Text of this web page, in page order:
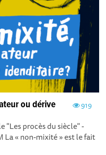
919
ou dérive
"Les procès du siècle" -
La « non-mixité » est le fait